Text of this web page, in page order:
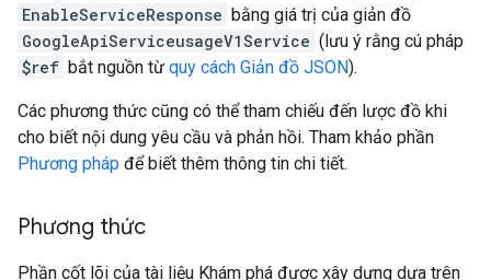
EnableServiceResponse bằng giá trị của giản đồ
GoogleApiServiceusageV1Service (lưu ý rằng cú pháp
$ref bắt nguồn từ quy cách Giản đồ JSON).
Các phương thức cũng có thể tham chiếu đến lược đồ khi
cho biết nội dung yêu cầu và phản hồi. Tham khảo phần
Phương pháp để biết thêm thông tin chi tiết.
Phương thức
Phần cốt lõi của tài liệu Khám phá được xây dựng dựa trên